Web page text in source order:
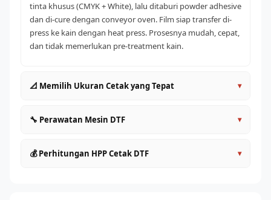
tinta khusus (CMYK + White), lalu ditaburi powder adhesive
dan di-cure dengan conveyor oven. Film siap transfer di-
press ke kain dengan heat press. Prosesnya mudah, cepat,
dan tidak memerlukan pre-treatment kain.
📐 Memilih Ukuran Cetak yang Tepat ▾
satuan
Roll to Roll (>60cm): Kapasitas industri, untuk produksi
🔧 Perawatan Mesin DTF ▾
sesudah operasional
💰 Perhitungan HPP Cetak DTF ▾